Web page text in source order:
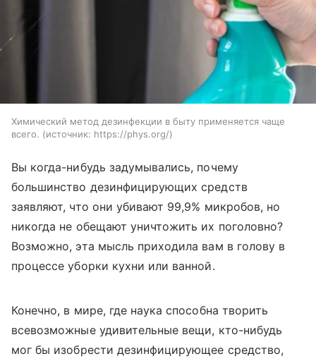
Химический метод дезинфекции в быту применяется чаще
всего.
источник: https://phys.org/
Вы когда-нибудь задумывались, почему
большинство дезинфицирующих средств
заявляют, что они убивают 99,9% микробов, но
никогда не обещают уничтожить их поголовно?
Возможно, эта мысль приходила вам в голову в
процессе уборки кухни или ванной.
Конечно, в мире, где наука способна творить
всевозможные удивительные вещи, кто-нибудь
мог бы изобрести дезинфицирующее средство,